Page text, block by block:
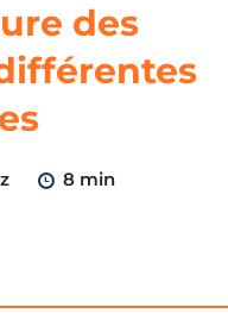
des
8 min